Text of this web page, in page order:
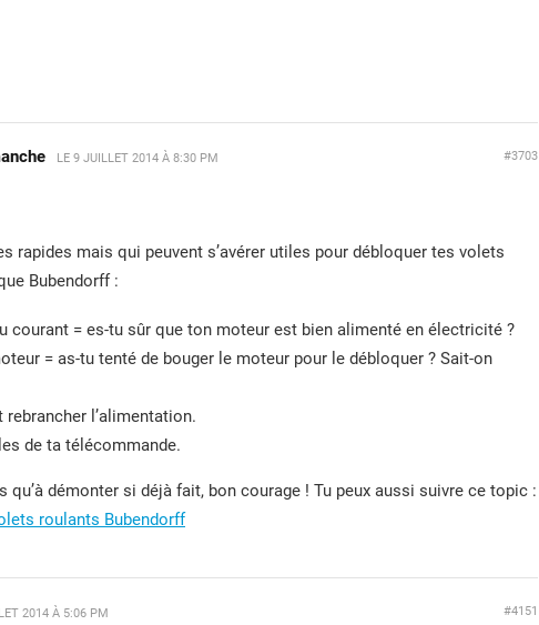
LE 9 JUILLET 2014 À 8:30 PM #3703
rapides mais qui peuvent s’avérer utiles pour débloquer tes volets
Bubendorff :
courant = es-tu sûr que ton moteur est bien alimenté en électricité ?
= as-tu tenté de bouger le moteur pour le débloquer ? Sait-on
rebrancher l’alimentation.
de ta télécommande.
qu’à démonter si déjà fait, bon courage ! Tu peux aussi suivre ce topic :
roulants Bubendorff
2014 À 5:06 PM #4151